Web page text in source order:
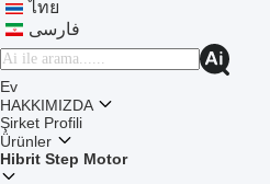
ไทย
فارسی
Ev
HAKKIMIZDA
Şirket Profili
Ürünler
Hibrit Step Motor